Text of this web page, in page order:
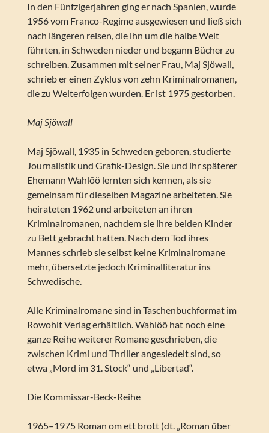
In den Fünfzigerjahren ging er nach Spanien, wurde
1956 vom Franco-Regime ausgewiesen und ließ sich
nach längeren reisen, die ihn um die halbe Welt
führten, in Schweden nieder und begann Bücher zu
schreiben. Zusammen mit seiner Frau, Maj Sjöwall,
schrieb er einen Zyklus von zehn Kriminalromanen,
die zu Welterfolgen wurden. Er ist 1975 gestorben.
Maj Sjöwall
Maj Sjöwall, 1935 in Schweden geboren, studierte
Journalistik und Grafik-Design. Sie und ihr späterer
Ehemann Wahlöö lernten sich kennen, als sie
gemeinsam für dieselben Magazine arbeiteten. Sie
heirateten 1962 und arbeiteten an ihren
Kriminalromanen, nachdem sie ihre beiden Kinder
zu Bett gebracht hatten. Nach dem Tod ihres
Mannes schrieb sie selbst keine Kriminalromane
mehr, übersetzte jedoch Kriminalliteratur ins
Schwedische.
Alle Kriminalromane sind in Taschenbuchformat im
Rowohlt Verlag erhältlich. Wahlöö hat noch eine
ganze Reihe weiterer Romane geschrieben, die
zwischen Krimi und Thriller angesiedelt sind, so
etwa „Mord im 31. Stock“ und „Libertad“.
Die Kommissar-Beck-Reihe
1965–1975 Roman om ett brott (dt. „Roman über